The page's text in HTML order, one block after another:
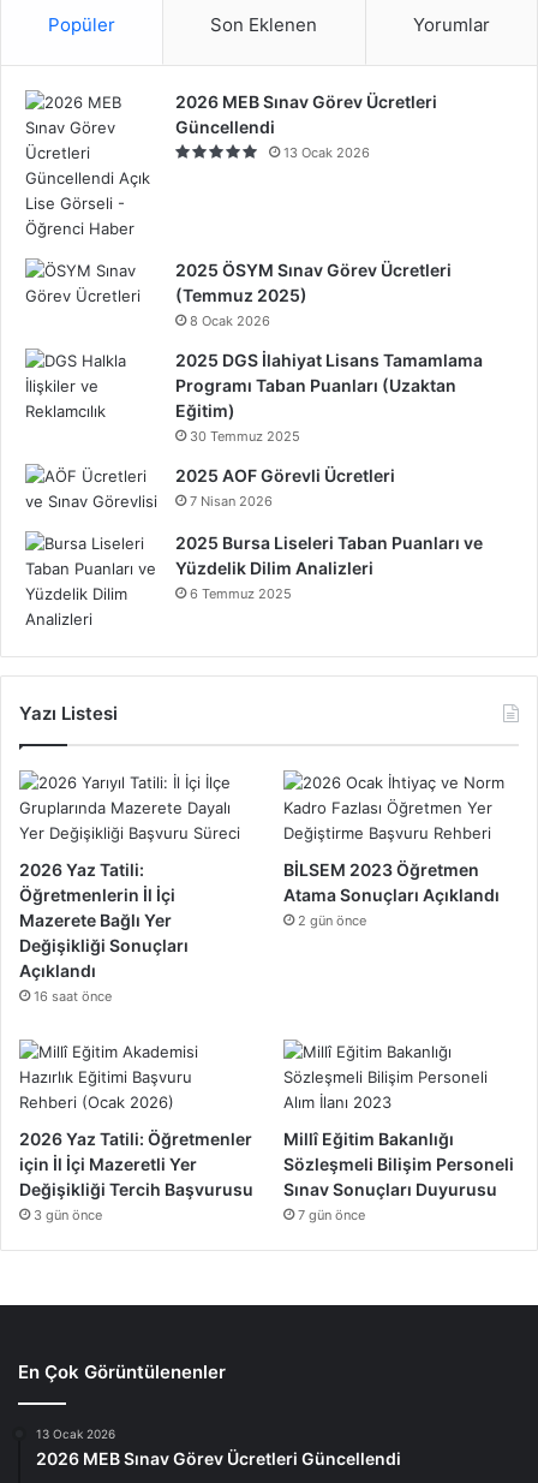
Popüler Son Eklenen Yorumlar
2026 MEB Sınav Görev Ücretleri
Güncellendi
13 Ocak 2026
2025 ÖSYM Sınav Görev Ücretleri
(Temmuz 2025)
8 Ocak 2026
2025 DGS İlahiyat Lisans Tamamlama
Programı Taban Puanları (Uzaktan
Eğitim)
30 Temmuz 2025
2025 AOF Görevli Ücretleri
7 Nisan 2026
2025 Bursa Liseleri Taban Puanları ve
Yüzdelik Dilim Analizleri
6 Temmuz 2025
Yazı Listesi
2026 Yaz Tatili:
Öğretmenlerin İl İçi
Mazerete Bağlı Yer
Değişikliği Sonuçları
Açıklandı
16 saat önce
BİLSEM 2023 Öğretmen
Atama Sonuçları Açıklandı
2 gün önce
2026 Yaz Tatili: Öğretmenler
için İl İçi Mazeretli Yer
Değişikliği Tercih Başvurusu
3 gün önce
Millî Eğitim Bakanlığı
Sözleşmeli Bilişim Personeli
Sınav Sonuçları Duyurusu
7 gün önce
En Çok Görüntülenenler
13 Ocak 2026
2026 MEB Sınav Görev Ücretleri Güncellendi